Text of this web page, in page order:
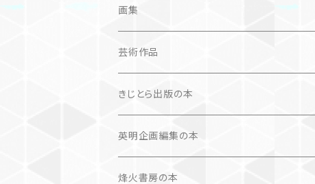
文学（論）
画集
芸術作品
画集
作品集＋エッセイ
カレンダー
写真集
作品集＋エッセイ
きじとら出版の本
英明企画編集の本
烽火書房の本